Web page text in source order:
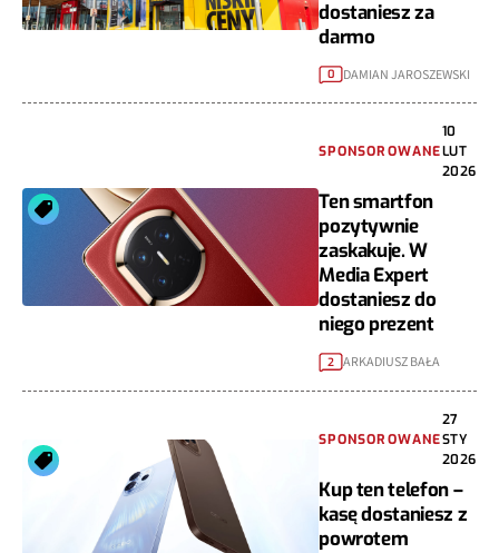
dostaniesz za
darmo
0 DAMIAN JAROSZEWSKI
SPONSOROWANE
10
LUT
2026
Ten smartfon
pozytywnie
zaskakuje. W
Media Expert
dostaniesz do
niego prezent
2 ARKADIUSZ BAŁA
SPONSOROWANE
27
STY
2026
Kup ten telefon –
kasę dostaniesz z
powrotem